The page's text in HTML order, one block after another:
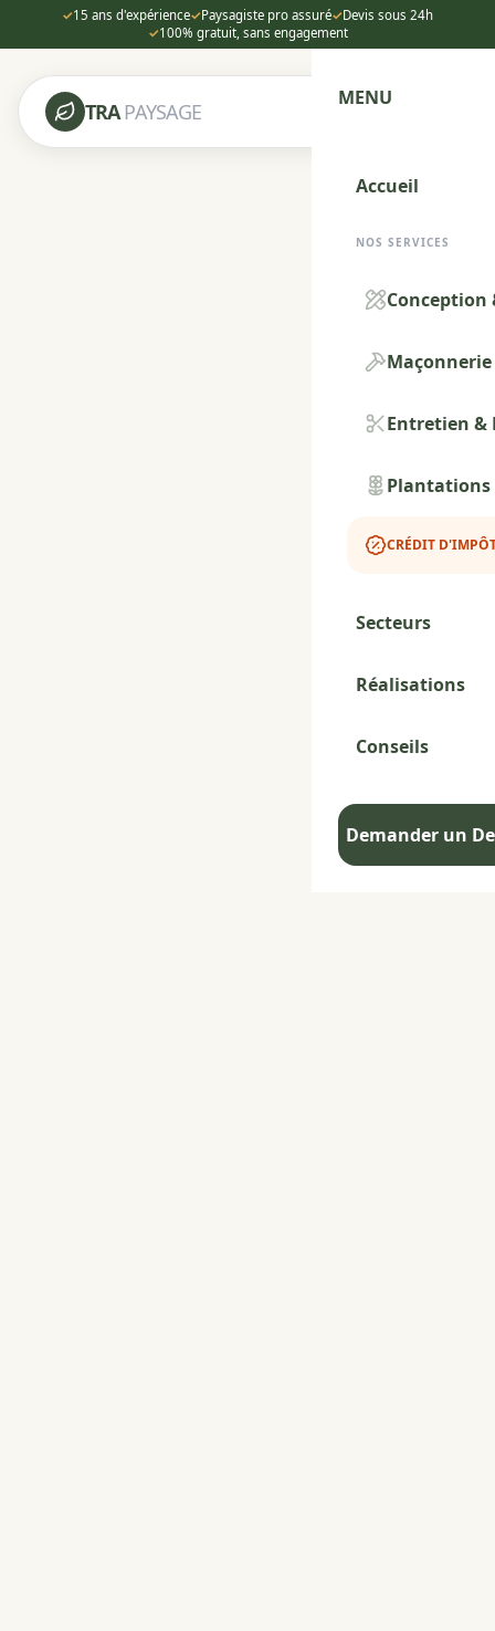
✓15 ans d'expérience✓Paysagiste pro assuré✓Devis sous 24h
✓100% gratuit, sans engagement
TRAPAYSAGE
MENU
Accueil
NOS SERVICES
Conception
Maçonnerie
Entretien &
Plantations
CRÉDIT
Secteurs
Réalisations
Conseils
Demander un